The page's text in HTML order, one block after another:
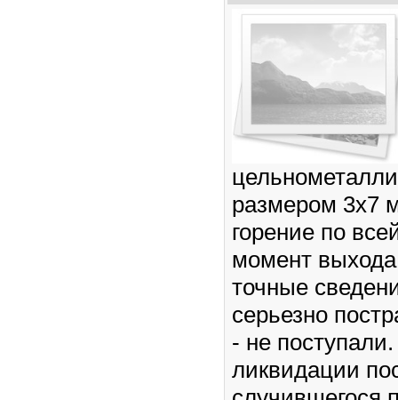
размером 3х7
горение по
момент
точные
серьезно
- не
ликвидации